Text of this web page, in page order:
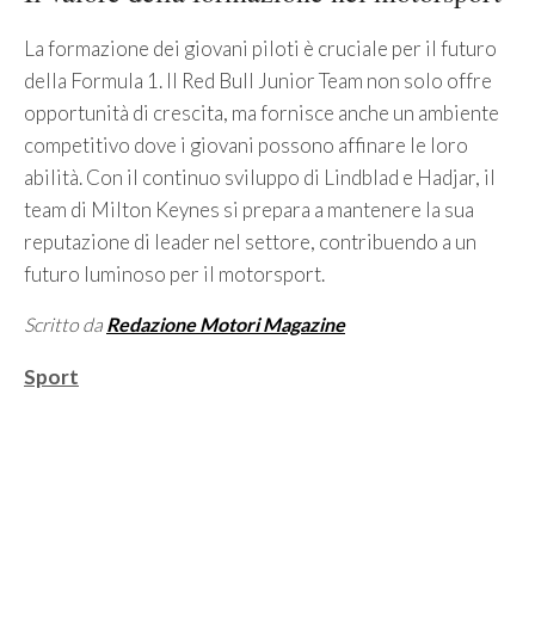
La formazione dei giovani piloti è cruciale per il futuro
della Formula 1. Il Red Bull Junior Team non solo offre
opportunità di crescita, ma fornisce anche un ambiente
competitivo dove i giovani possono affinare le loro
abilità. Con il continuo sviluppo di Lindblad e Hadjar, il
team di Milton Keynes si prepara a mantenere la sua
reputazione di leader nel settore, contribuendo a un
futuro luminoso per il motorsport.
Scritto da Redazione Motori Magazine
Categorie
Sport